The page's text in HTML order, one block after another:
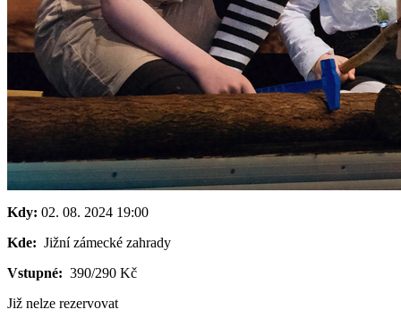
Kdy: 02. 08. 2024 19:00
Kde: Jižní zámecké zahrady
Vstupné: 390/290 Kč
Již nelze rezervovat